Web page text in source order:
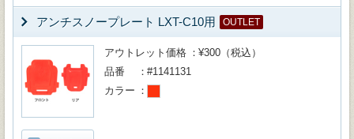
アンチスノープレート LXT-C10用 OUTLET
アウトレット価格
¥300（税込）
品番
#1141131
カラー